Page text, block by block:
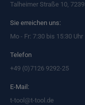
Talheimer Straße 10,
Sie erreichen uns:
Mo - Fr: 7:30 bis 15:30 Uhr
Telefon
+49 (0)7126 9292-25
E-Mail:
t-tool@t-tool.de